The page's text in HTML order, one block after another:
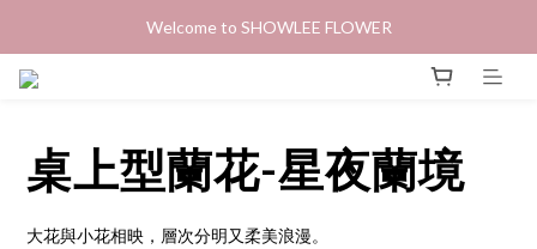
Welcome to SHOWLEE FLOWER
桌上型蘭花-星夜蘭境
大花與小花相映，層次分明又柔美浪漫。